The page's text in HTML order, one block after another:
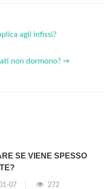
agli infissi?
non dormono? ⇒
SE VIENE SPESSO
07 272